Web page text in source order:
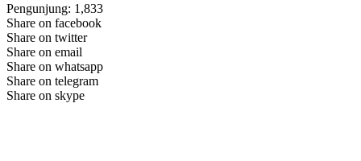
Pengunjung: 1,833
Share on facebook
Share on twitter
Share on email
Share on whatsapp
Share on telegram
Share on skype